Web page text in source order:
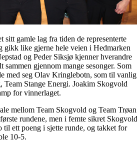
sitt gamle lag fra tiden de representerte
gikk like gjerne hele veien i Hedmarken
og Peder Siksjø kjenner hverandre
sammen gjennom mange sesonger. Som
med seg Olav Kringlebotn, som til vanlig
Stange Energi. Joakim Skogvold
for vinnerlaget.
mellom Team Skogvold og Team
rundene, men i femte sikret Skogvold
til ett poeng i sjette runde, og takket for
10-5.